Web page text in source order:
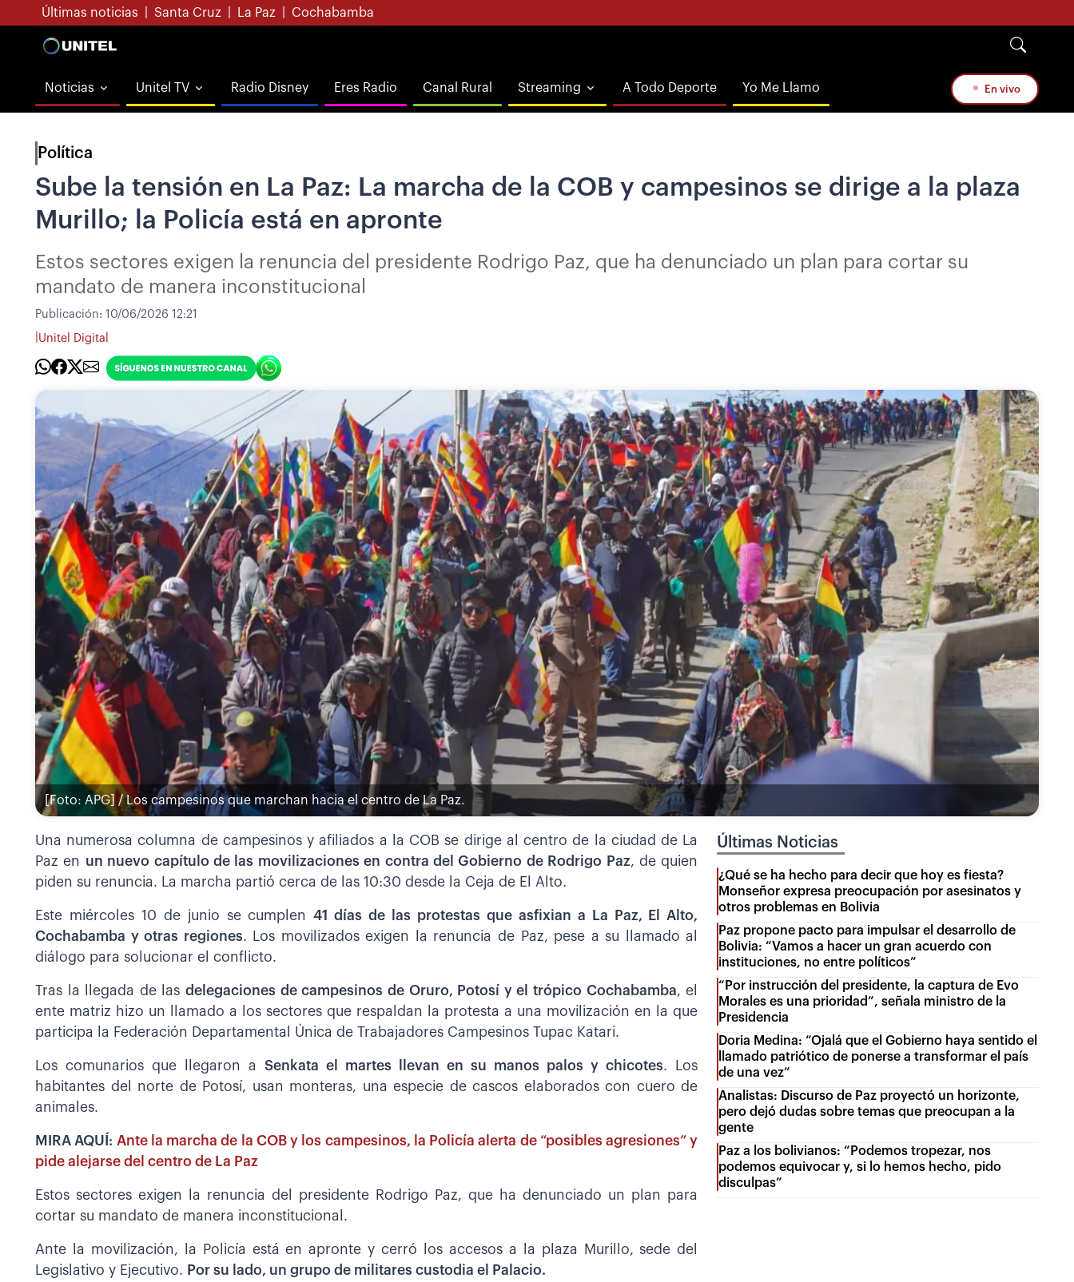
Últimas noticias Santa Cruz La Paz Cochabamba
Noticias Unitel TV Radio Disney Eres Radio Canal Rural Streaming A Todo Deporte Yo Me Llamo En vivo
Política
Sube la tensión en La Paz: La marcha de la COB y campesinos se dirige a la plaza
Murillo; la Policía está en apronte
Estos sectores exigen la renuncia del presidente Rodrigo Paz, que ha denunciado un plan para cortar su
mandato de manera inconstitucional
Publicación: 10/06/2026 12:21
Unitel Digital
[Foto: APG] / Los campesinos que marchan hacia el centro de La Paz.
Una numerosa columna de campesinos y afiliados a la COB se dirige al centro de la ciudad de La
Paz en un nuevo capítulo de las movilizaciones en contra del Gobierno de Rodrigo Paz, de quien
piden su renuncia. La marcha partió cerca de las 10:30 desde la Ceja de El Alto.
Este miércoles 10 de junio se cumplen41 días de las protestas que asfixian a La Paz, El Alto,
Cochabamba y otras regiones. Los movilizados exigen la renuncia de Paz, pese a su llamado al
diálogo para solucionar el conflicto.
Tras la llegada de lasdelegaciones de campesinos de Oruro, Potosí y el trópico Cochabamba, el
ente matriz hizo un llamado a los sectores que respaldan la protesta a una movilización en la que
participa la Federación Departamental Única de Trabajadores Campesinos Tupac Katari.
Los comunarios que llegaron aSenkata el martes llevan en su manos palos y chicotes. Los
habitantes del norte de Potosí, usan monteras, una especie de cascos elaborados con cuero de
animales.
MIRA AQUÍ: Ante la marcha de la COB y los campesinos, la Policía alerta de “posibles agresiones” y
pide alejarse del centro de La Paz
Estos sectores exigen la renuncia del presidente Rodrigo Paz, que ha denunciado un plan para
cortar su mandato de manera inconstitucional.
Ante la movilización, la Policía está en apronte y cerró los accesos a la plaza Murillo, sede del
Legislativo y Ejecutivo. Por su lado, un grupo de militares custodia el Palacio.
Últimas Noticias
¿Qué se ha hecho para decir que hoy es fiesta?
Monseñor expresa preocupación por asesinatos y
otros problemas en Bolivia
Paz propone pacto para impulsar el desarrollo de
Bolivia: “Vamos a hacer un gran acuerdo con
instituciones, no entre políticos”
“Por instrucción del presidente, la captura de Evo
Morales es una prioridad”, señala ministro de la
Presidencia
Doria Medina: “Ojalá que el Gobierno haya sentido el
llamado patriótico de ponerse a transformar el país
de una vez”
Analistas: Discurso de Paz proyectó un horizonte,
pero dejó dudas sobre temas que preocupan a la
gente
Paz a los bolivianos: “Podemos tropezar, nos
podemos equivocar y, si lo hemos hecho, pido
disculpas”